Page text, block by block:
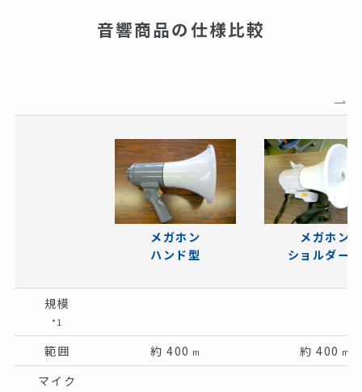
音響商品の仕様比較
メガホン
ハンド型
メガホン
ショルダー
規模
*1
範囲 約 400 m 約 400 m
マイク